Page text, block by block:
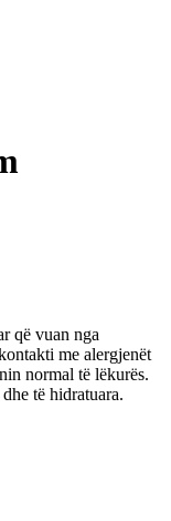
që vuan nga
me alergjenët
normal të lëkurës.
të hidratuara.
persona që vuajnë